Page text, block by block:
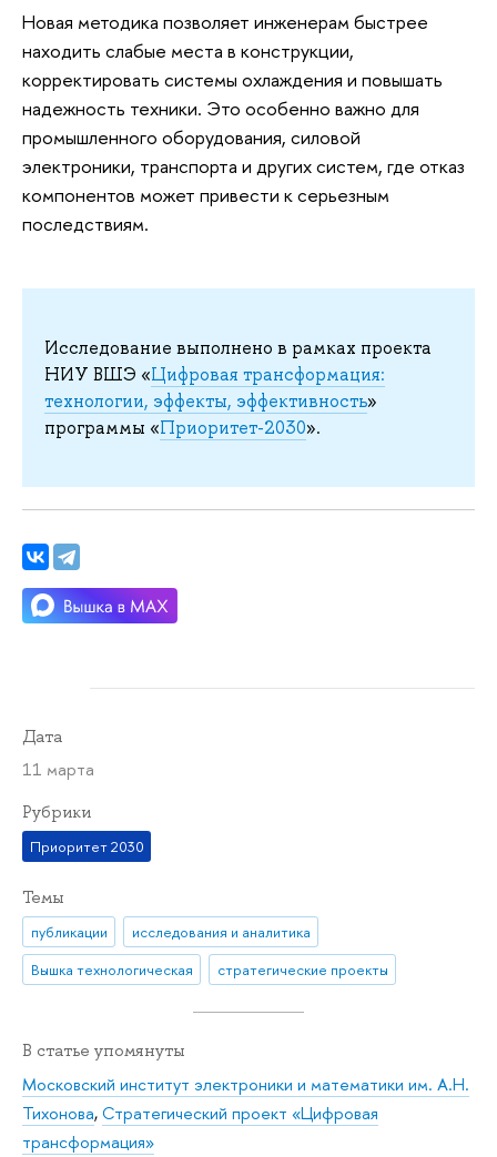
Новая методика позволяет инженерам быстрее
находить слабые места в конструкции,
корректировать системы охлаждения и повышать
надежность техники. Это особенно важно для
промышленного оборудования, силовой
электроники, транспорта и других систем, где отказ
компонентов может привести к серьезным
последствиям.
Исследование выполнено в рамках проекта
НИУ ВШЭ «Цифровая трансформация:
технологии, эффекты, эффективность»
программы «Приоритет-2030».
Дата
11 марта
Рубрики
Приоритет 2030
Темы
публикации
исследования и аналитика
Вышка технологическая
стратегические проекты
В статье упомянуты
Московский институт электроники и математики им. А.Н.
Тихонова,Стратегический проект «Цифровая
трансформация»